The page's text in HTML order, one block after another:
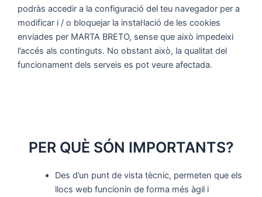
podràs accedir a la configuració del teu navegador per a
modificar i / o bloquejar la instal·lació de les cookies
enviades per MARTA BRETO, sense que això impedeixi
l’accés als continguts. No obstant això, la qualitat del
funcionament dels serveis es pot veure afectada.
PER QUÈ SÓN IMPORTANTS?
Des d’un punt de vista tècnic, permeten que els
llocs web funcionin de forma més àgil i